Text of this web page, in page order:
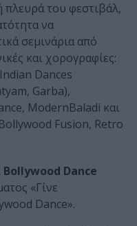
του φεστιβάλ,
να
σεμινάρια από
και χορογραφίες:
Dances
Garba),
ModernBaladi και
Fusion, Retro
Bollywood Dance
«Γίνε
Dance».